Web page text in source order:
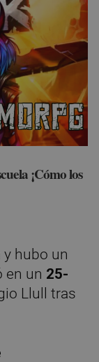
¡Cómo los
y hubo un
en un 25-
Llull tras